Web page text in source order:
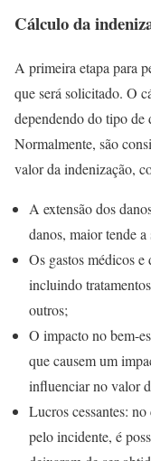
Cálculo da
A primeira etapa para
que será solicitado. O
dependendo do tipo de
Normalmente, são
valor da indenização,
A extensão dos
danos, maior tende
Os gastos médicos e
incluindo
outros;
O impacto no bem-
que causem um
influenciar no valor
Lucros cessantes:
pelo incidente, é